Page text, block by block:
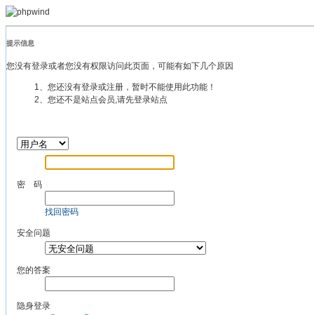
提示信息
您没有登录或者您没有权限访问此页面，可能有如下几个原因
1、您还没有登录或注册，暂时不能使用此功能！
2、您还不是站点会员,请先登录站点
密 码
找回密码
安全问题
您的答案
隐身登录